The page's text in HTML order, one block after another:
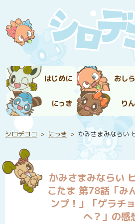
はじめに おし
にっき り
シロデココ にっき かみさまみならい
かみさまみならい
こたま 第78話「み
ンプ！」「ゲラチ
へ？」の感